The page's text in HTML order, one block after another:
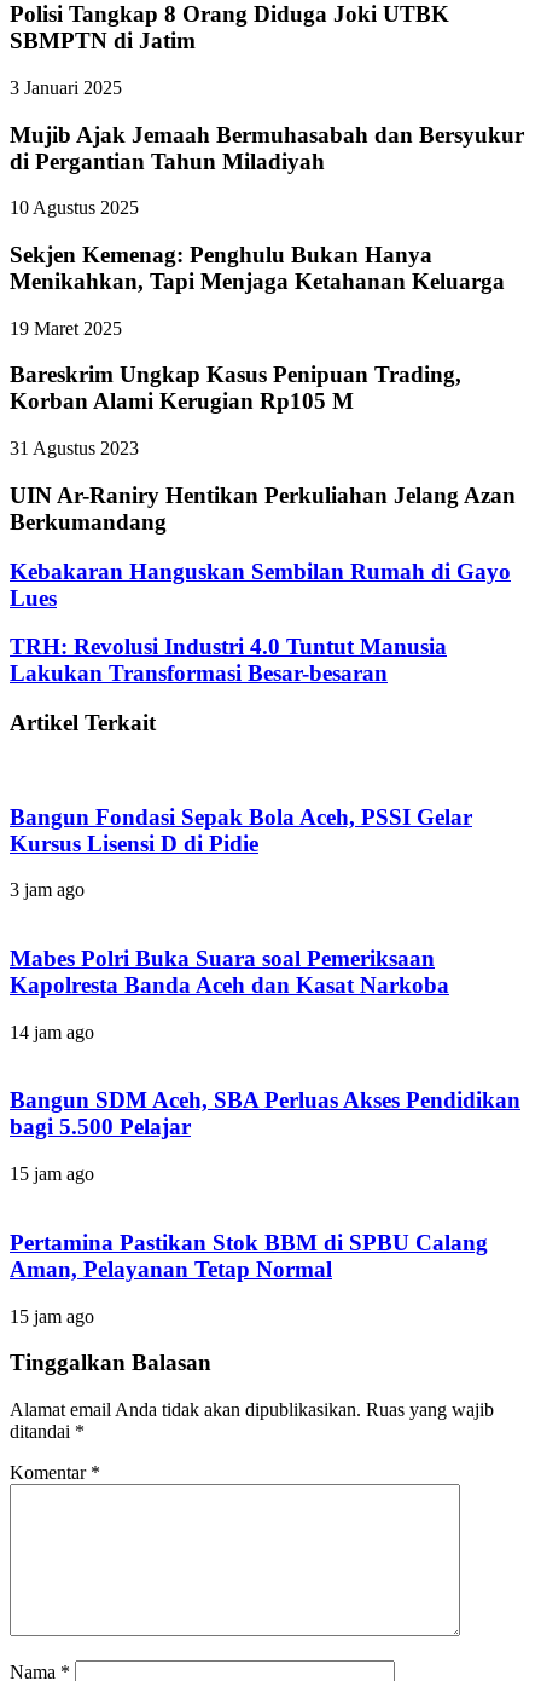
Polisi Tangkap 8 Orang Diduga Joki UTBK
SBMPTN di Jatim
3 Januari 2025
Mujib Ajak Jemaah Bermuhasabah dan Bersyukur
di Pergantian Tahun Miladiyah
10 Agustus 2025
Sekjen Kemenag: Penghulu Bukan Hanya
Menikahkan, Tapi Menjaga Ketahanan Keluarga
19 Maret 2025
Bareskrim Ungkap Kasus Penipuan Trading,
Korban Alami Kerugian Rp105 M
31 Agustus 2023
UIN Ar-Raniry Hentikan Perkuliahan Jelang Azan
Berkumandang
Kebakaran Hanguskan Sembilan Rumah di Gayo
Lues
TRH: Revolusi Industri 4.0 Tuntut Manusia
Lakukan Transformasi Besar-besaran
Artikel Terkait
Bangun Fondasi Sepak Bola Aceh, PSSI Gelar
Kursus Lisensi D di Pidie
3 jam ago
Mabes Polri Buka Suara soal Pemeriksaan
Kapolresta Banda Aceh dan Kasat Narkoba
14 jam ago
Bangun SDM Aceh, SBA Perluas Akses Pendidikan
bagi 5.500 Pelajar
15 jam ago
Pertamina Pastikan Stok BBM di SPBU Calang
Aman, Pelayanan Tetap Normal
15 jam ago
Tinggalkan Balasan
Alamat email Anda tidak akan dipublikasikan. Ruas yang wajib
ditandai *
Komentar *
Nama *